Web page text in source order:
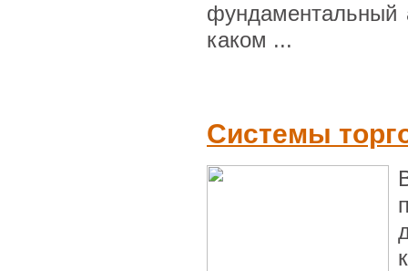
фундаментальный
каком ...
Системы